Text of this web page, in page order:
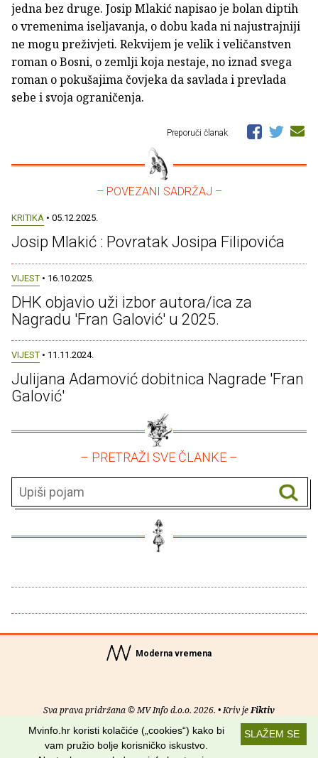
jedna bez druge. Josip Mlakić napisao je bolan diptih
o vremenima iseljavanja, o dobu kada ni najustrajniji
ne mogu preživjeti. Rekvijem je velik i veličanstven
roman o Bosni, o zemlji koja nestaje, no iznad svega
roman o pokušajima čovjeka da savlada i prevlada
sebe i svoja ograničenja.
Preporuči članak
– POVEZANI SADRŽAJ –
KRITIKA • 05.12.2025.
Josip Mlakić : Povratak Josipa Filipovića
VIJEST • 16.10.2025.
DHK objavio uži izbor autora/ica za
Nagradu 'Fran Galović' u 2025.
VIJEST • 11.11.2024.
Julijana Adamović dobitnica Nagrade 'Fran
Galović'
– PRETRAŽI SVE ČLANKE –
Moderna vremena
Sva prava pridržana © MV Info d.o.o. 2026. • Kriv jeFiktiv
Uvjeti korištenja RSS kanaliSLAŽEM SE
Mvinfo.hr koristi kolačiće („cookies“) kako bi
vam pružio bolje korisničko iskustvo.